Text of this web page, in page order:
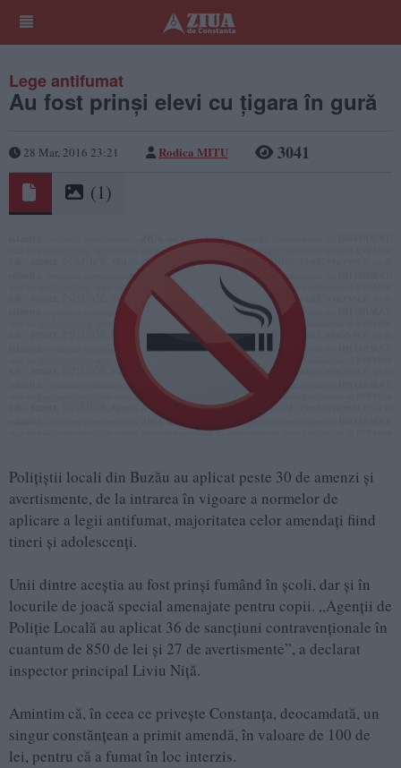
Lege antifumat
Au fost prinşi elevi cu ţigara în gură
28 Mar, 2016 23:21 Rodica MITU 3041
(1)
Poliţiştii locali din Buzău au aplicat peste 30 de amenzi şi
avertismente, de la intrarea în vigoare a normelor de
aplicare a legii antifumat, majoritatea celor amendaţi fiind
tineri şi adolescenţi.
Unii dintre aceştia au fost prinşi fumând în şcoli, dar şi în
locurile de joacă special amenajate pentru copii. „Agenţii de
Poliţie Locală au aplicat 36 de sancţiuni contravenţionale în
cuantum de 850 de lei şi 27 de avertismente”, a declarat
inspector principal Liviu Niţă.
Amintim că, în ceea ce priveşte Constanţa, deocamdată, un
singur constănţean a primit amendă, în valoare de 100 de
lei, pentru că a fumat în loc interzis.